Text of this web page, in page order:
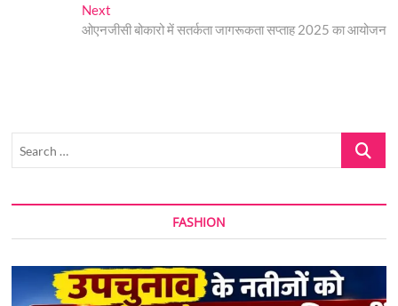
NextNext
post:
ओएनजीसी बोकारो में सतर्कता जागरूकता सप्ताह 2025 का आयोजन
Search
FASHION